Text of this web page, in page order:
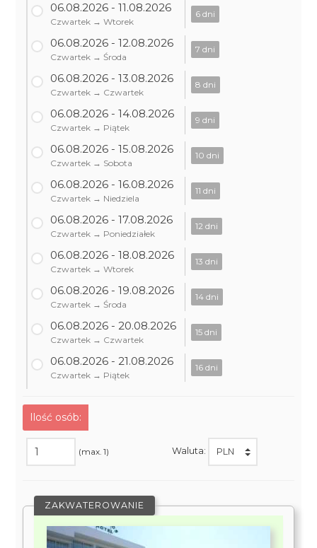
06.08.2026 - 11.08.2026
Czwartek → Wtorek
6 dni
06.08.2026 - 12.08.2026
Czwartek → Środa
7 dni
06.08.2026 - 13.08.2026
Czwartek → Czwartek
8 dni
06.08.2026 - 14.08.2026
Czwartek → Piątek
9 dni
06.08.2026 - 15.08.2026
Czwartek → Sobota
10 dni
06.08.2026 - 16.08.2026
Czwartek → Niedziela
11 dni
06.08.2026 - 17.08.2026
Czwartek → Poniedziałek
12 dni
06.08.2026 - 18.08.2026
Czwartek → Wtorek
13 dni
06.08.2026 - 19.08.2026
Czwartek → Środa
14 dni
06.08.2026 - 20.08.2026
Czwartek → Czwartek
15 dni
06.08.2026 - 21.08.2026
Czwartek → Piątek
16 dni
Ilość osób:
(max. 1) Waluta:
ZAKWATEROWANIE